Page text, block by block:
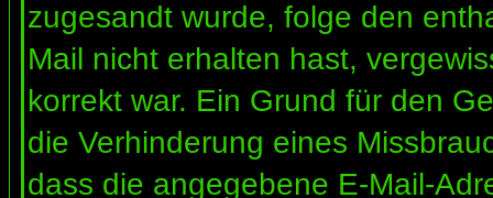
zugesandt wurde, folge den
Mail nicht erhalten hast,
korrekt war. Ein Grund für den
die Verhinderung eines
dass die angegebene E-Mail-